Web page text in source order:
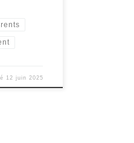
12 juin 2025